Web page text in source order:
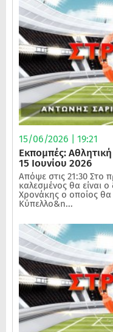
15/06/2026 | 19:21
Εκπομπές:
15 Ιουνίου 2026
Απόψε στις 21:30 Στο
καλεσμένος θα είναι
Χρονάκης ο οποίος
Κύπελλο&n...